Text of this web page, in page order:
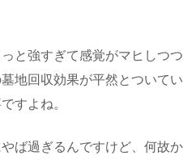
と強すぎて感覚がマヒしつつ
地回収効果が平然とついてい
すよね。
ば過ぎるんですけど、何故か